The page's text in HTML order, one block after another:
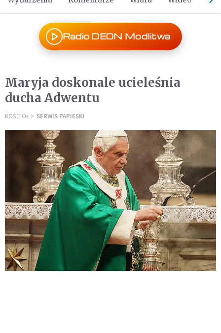
Radio DEON Modlitwa
Maryja doskonale ucieleśnia
ducha Adwentu
KOŚCIÓŁ SERWIS PAPIESKI